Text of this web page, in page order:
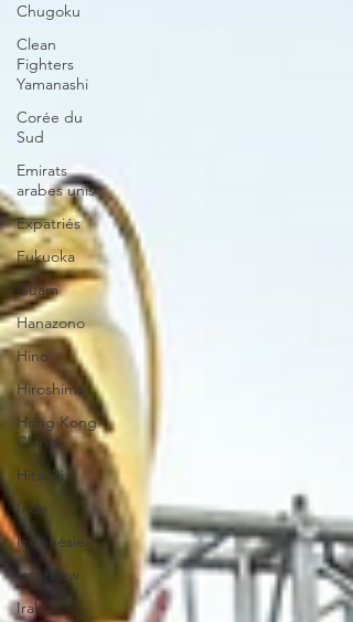
Chugoku
Clean
Fighters
Yamanashi
Corée du
Sud
Emirats
arabes unis
Expatriés
Fukuoka
Guam
Hanazono
Hino
Hiroshima
Hong Kong
Chine
Hitachi
Inde
Indonésie
Interview
Irak